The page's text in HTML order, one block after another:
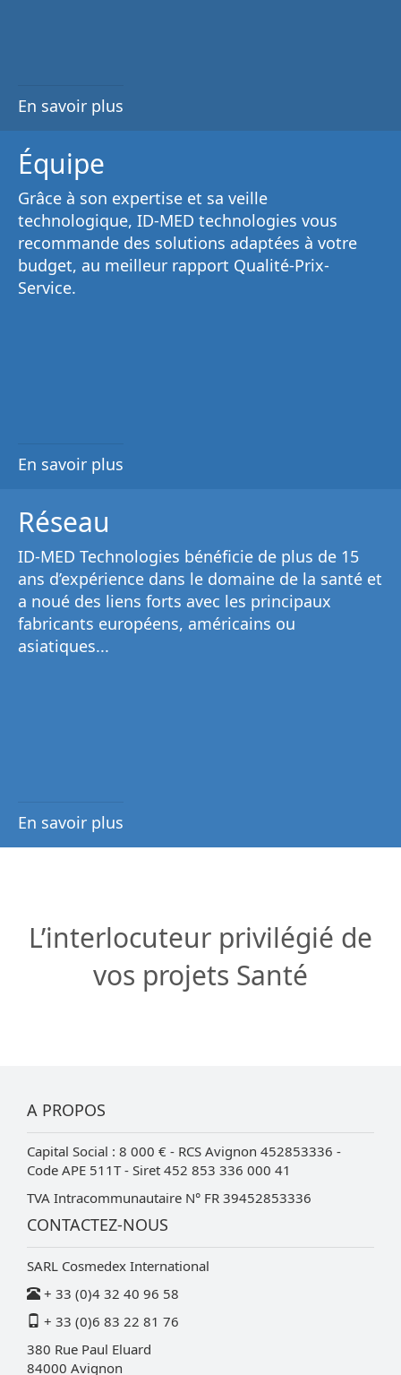
En savoir plus
Équipe
Grâce à son expertise et sa veille
technologique, ID-MED technologies vous
recommande des solutions adaptées à votre
budget, au meilleur rapport Qualité-Prix-
Service.
En savoir plus
Réseau
ID-MED Technologies bénéficie de plus de 15
ans d’expérience dans le domaine de la santé et
a noué des liens forts avec les principaux
fabricants européens, américains ou
asiatiques...
En savoir plus
L’interlocuteur privilégié de
vos projets Santé
A PROPOS
Capital Social : 8 000 € - RCS Avignon 452853336 -
Code APE 511T - Siret 452 853 336 000 41
TVA Intracommunautaire N° FR 39452853336
CONTACTEZ-NOUS
SARL Cosmedex International
+ 33 (0)4 32 40 96 58
+ 33 (0)6 83 22 81 76
380 Rue Paul Eluard
84000 Avignon